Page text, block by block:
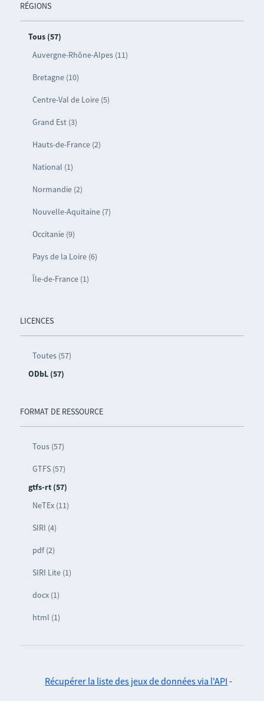
RÉGIONS
Tous (57)
Auvergne-Rhône-Alpes (11)
Bretagne (10)
Centre-Val de Loire (5)
Grand Est (3)
Hauts-de-France (2)
National (1)
Normandie (2)
Nouvelle-Aquitaine (7)
Occitanie (9)
Pays de la Loire (6)
Île-de-France (1)
LICENCES
Toutes (57)
ODbL (57)
FORMAT DE RESSOURCE
Tous (57)
GTFS (57)
gtfs-rt (57)
NeTEx (11)
SIRI (4)
pdf (2)
SIRI Lite (1)
docx (1)
html (1)
Récupérer la liste des jeux de données via l'API -